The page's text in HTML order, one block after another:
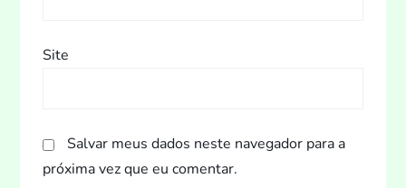
Site
Salvar meus dados neste navegador para a
próxima vez que eu comentar.